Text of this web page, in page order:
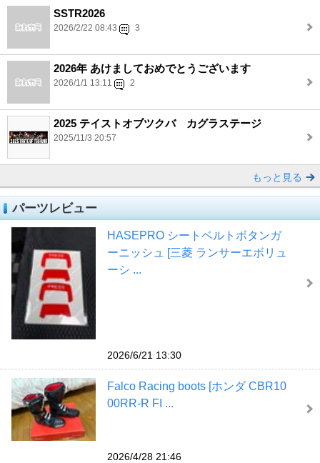
SSTR2026
2026/2/22 08:43 3
2026年 あけましておめでとうございます
2026/1/1 13:11 2
2025 テイストオブツクバ カグラステージ
2025/11/3 20:57
もっと見る
パーツレビュー
HASEPRO シートベルトボタンガ
ーニッシュ [三菱 ランサーエボリュ
ーシ ...
2026/6/21 13:30
Falco Racing boots [ホンダ CBR10
00RR-R FI ...
2026/4/28 21:46